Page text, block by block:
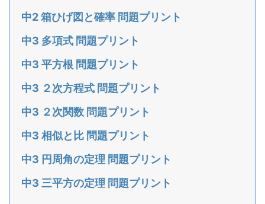
中2 箱ひげ図と確率 問題プリント
中3 多項式 問題プリント
中3 平方根 問題プリント
中3 ２次方程式 問題プリント
中3 ２次関数 問題プリント
中3 相似と比 問題プリント
中3 円周角の定理 問題プリント
中3 三平方の定理 問題プリント